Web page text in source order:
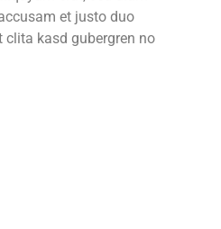
et justo duo
clita kasd gubergren no